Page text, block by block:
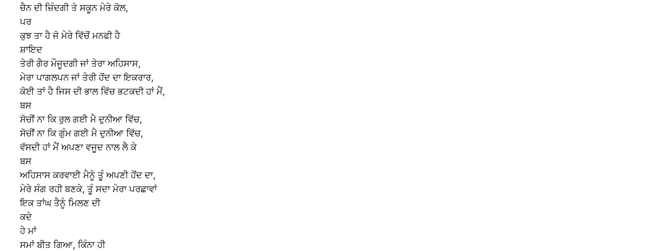
ਚੈਨ ਦੀ ਜ਼ਿੰਦਗੀ ਤੇ ਸਕੂਨ ਮੇਰੇ ਕੋਲ,
ਪਰ
ਕੁਝ ਤਾ ਹੈ ਜੋ ਮੇਰੇ ਵਿੱਚੋਂ ਮਨਫੀ ਹੈ
ਸ਼ਾਇਦ
ਤੇਰੀ ਗੈਰ ਮੌਜੂਦਗੀ ਜਾਂ ਤੇਰਾ ਅਹਿਸਾਸ,
ਮੇਰਾ ਪਾਗਲਪਨ ਜਾਂ ਤੇਰੀ ਹੋਂਦ ਦਾ ਇਕਰਾਰ,
ਕੋਈ ਤਾਂ ਹੈ ਜਿਸ ਦੀ ਭਾਲ ਵਿੱਚ ਭਟਕਦੀ ਹਾਂ ਮੈਂ,
ਬਸ
ਸੋਚੀਂ ਨਾ ਕਿ ਰੁਲ ਗਈ ਮੈ ਦੁਨੀਆ ਵਿੱਚ,
ਸੋਚੀਂ ਨਾ ਕਿ ਗੁੰਮ ਗਈ ਮੈ ਦੁਨੀਆ ਵਿੱਚ,
ਵੱਸਦੀ ਹਾਂ ਮੈਂ ਅਪਣਾ ਵਜੂਦ ਨਾਲ ਲੈ ਕੇ
ਬਸ
ਅਹਿਸਾਸ ਕਰਵਾਈ ਮੈਨੂੰ ਤੂੰ ਅਪਣੀ ਹੋਂਦ ਦਾ,
ਮੇਰੇ ਸੰਗ ਰਹੀ ਬਣਕੇ, ਤੂੰ ਸਦਾ ਮੇਰਾ ਪਰਛਾਵਾਂ
ਇਕ ਤਾਂਘ ਤੈਨੂੰ ਮਿਲਣ ਦੀ
ਕਦੇ
ਹੇ ਮਾਂ
ਸਮਾਂ ਬੀਤ ਗਿਆ, ਕਿੰਨਾ ਹੀ